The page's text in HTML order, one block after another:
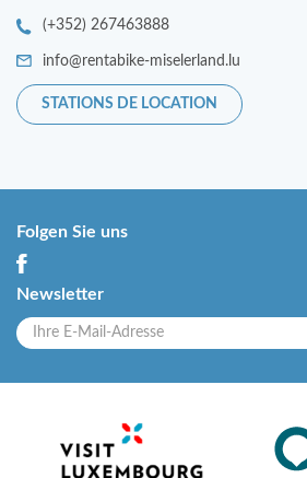
(+352) 267463888
info@rentabike-miselerland.lu
STATIONS DE LOCATION
Folgen Sie uns
Newsletter